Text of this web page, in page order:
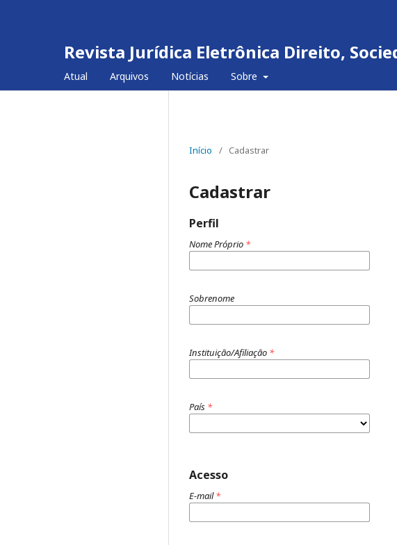
Revista Jurídica Eletrônica Direito,
Atual Arquivos Notícias Sobre
Início / Cadastrar
Cadastrar
Perfil
Nome Próprio *
Sobrenome
Instituição/Afiliação *
País *
Acesso
E-mail*